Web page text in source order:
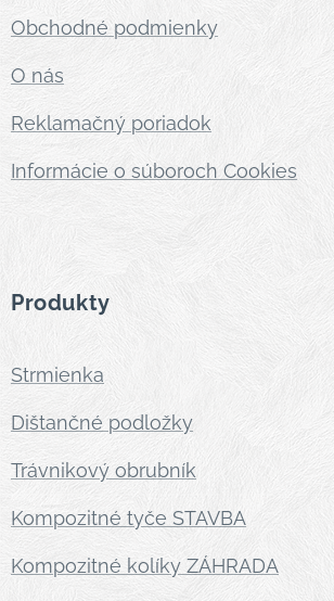
Obchodné podmienky
O nás
Reklamačný poriadok
Informácie o súboroch Cookies
Produkty
Strmienka
Dištančné podložky
Trávnikový obrubník
Kompozitné tyče STAVBA
Kompozitné kolíky ZÁHRADA